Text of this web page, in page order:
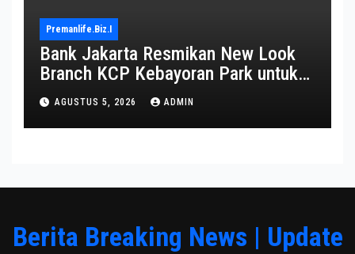
Premanlife.biz.i
Bank Jakarta Resmikan New Look
Branch KCP Kebayoran Park untuk
Transformasi Layanan
AGUSTUS 5, 2026 ADMIN
Berita Breaking News | Update